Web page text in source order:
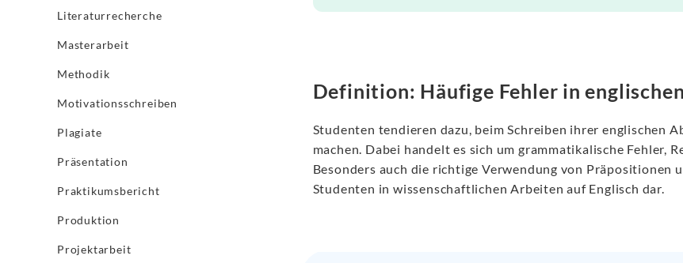
Literaturrecherche
Masterarbeit
Methodik
Motivationsschreiben
Plagiate
Präsentation
Praktikumsbericht
Produktion
Projektarbeit
Definition: Häufige Fehler in
Studenten tendieren dazu, beim Schreiben ihrer englischen
machen. Dabei handelt es sich um grammatikalische Fehler,
Besonders auch die richtige Verwendung von
Studenten in wissenschaftlichen Arbeiten auf Englisch dar.